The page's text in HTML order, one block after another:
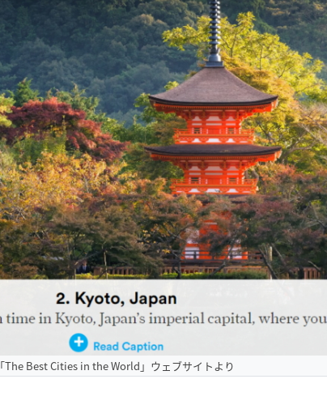
「The Best Cities in the World」ウェブサイトより